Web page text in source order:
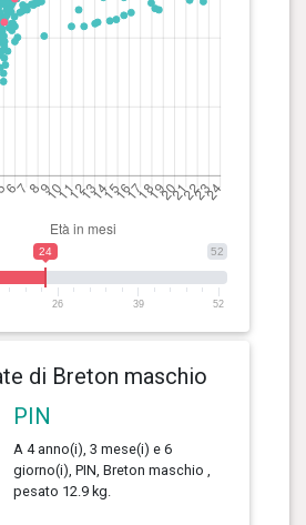
52
24
26 39 52
di Breton maschio
PIN
A 4 anno(i), 3 mese(i) e 6
giorno(i), PIN, Breton maschio ,
pesato 12.9 kg.